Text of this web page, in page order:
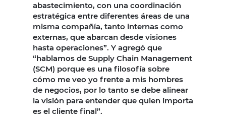
abastecimiento, con una coordinación
estratégica entre diferentes áreas de una
misma compañía, tanto internas como
externas, que abarcan desde visiones
hasta operaciones”. Y agregó que
“hablamos de Supply Chain Management
(SCM) porque es una filosofía sobre
cómo me veo yo frente a mis hombres
de negocios, por lo tanto se debe alinear
la visión para entender que quien importa
es el cliente final”.